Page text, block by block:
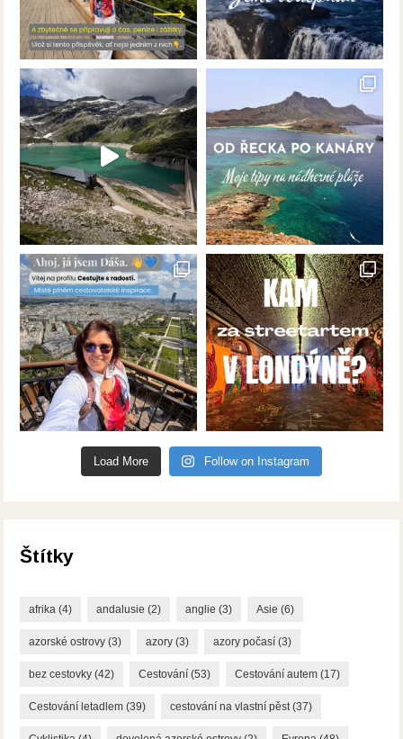
Load More Follow on Instagram
Štítky
afrika (4) andalusie (2) anglie (3) Asie (6)
azorské ostrovy (3) azory (3) azory počasí (3)
bez cestovky (42) Cestování (53) Cestování autem (17)
Cestování letadlem (39) cestování na vlastní pěst(37)